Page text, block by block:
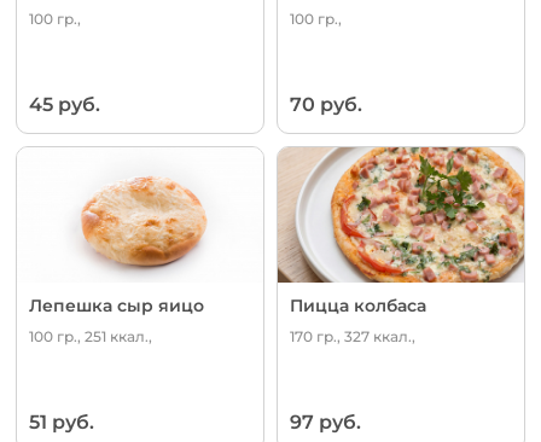
100 гр.,
45 руб.
100 гр.,
70 руб.
Лепешка сыр яицо
100 гр., 251 ккал.,
51 руб.
Пицца колбаса
170 гр., 327 ккал.,
97 руб.